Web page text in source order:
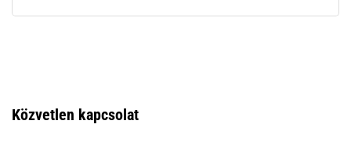
Közvetlen kapcsolat